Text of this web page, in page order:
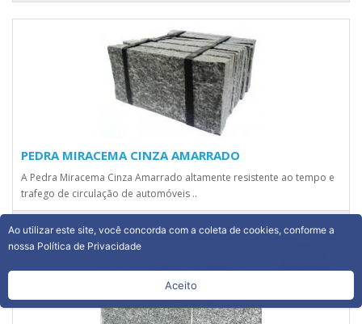
PEDRA MIRACEMA CINZA AMARRADO
A Pedra Miracema Cinza Amarrado altamente resistente ao tempo e
trafego de circulação de automóveis ..
Ao utilizar este site, você concorda com a coleta de cookies, conforme a
nossa Política de Privacidade
Aceito